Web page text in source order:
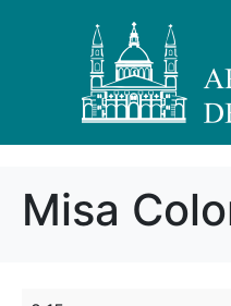
Misa